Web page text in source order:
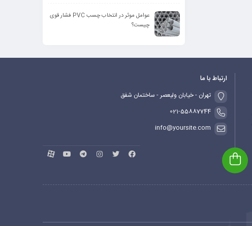
عوامل موثر در انتخاب چسب PVC فشار قوی
چیست؟
ارتباط با ما
تهران - خیابان ولیعصر - ساختمان شفق
021-55887744
info@yoursite.com